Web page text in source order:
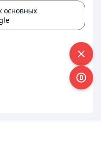
основных